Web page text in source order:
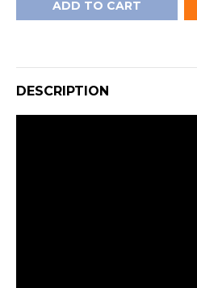
ADD TO CART
DESCRIPTION